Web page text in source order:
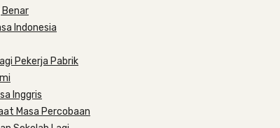
Indonesia
Pekerja Pabrik
Inggris
Masa Percobaan